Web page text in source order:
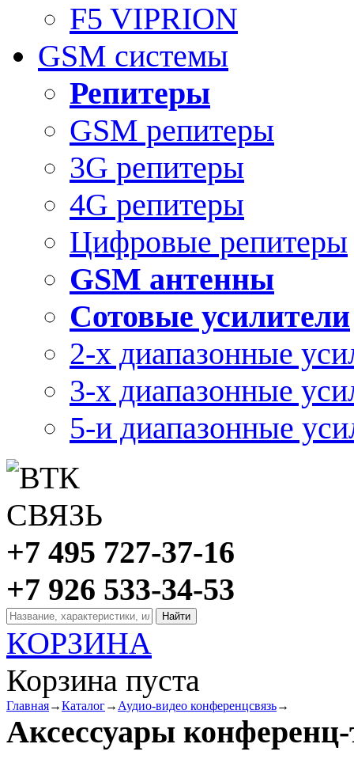
F5 VIPRION
GSM системы
Репитеры
GSM репитеры
3G репитеры
4G репитеры
Цифровые репитеры
GSM антенны
Сотовые усилители
2-х диапазонные
3-х диапазонные
5-и диапазонные
+7 495 727-37-16
+7 926 533-34-53
КОРЗИНА
Корзина пуста
Главная→Каталог→ Аудио-видео конференцсвязь→
Аксессуары